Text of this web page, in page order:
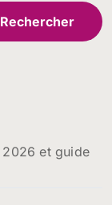
et guide